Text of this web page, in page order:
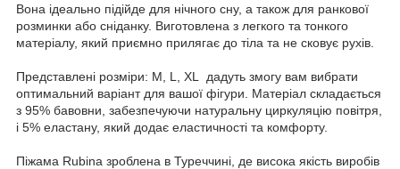
Вона ідеально підійде для нічного сну, а також для ранкової
розминки або сніданку. Виготовлена з легкого та тонкого
матеріалу, який приємно прилягає до тіла та не сковує рухів.
Представлені розміри: M, L, XL дадуть змогу вам вибрати
оптимальний варіант для вашої фігури. Матеріал складається
з 95% бавовни, забезпечуючи натуральну циркуляцію повітря,
і 5% еластану, який додає еластичності та комфорту.
Піжама Rubina зроблена в Туреччині, де висока якість виробів